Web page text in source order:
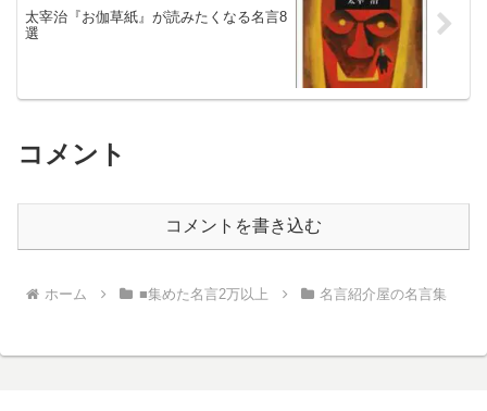
太宰治『お伽草紙』が読みたくなる名言8
選
コメント
コメントを書き込む
ホーム ■集めた名言2万以上 名言紹介屋の名言集